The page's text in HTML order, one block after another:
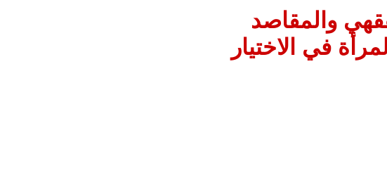
والمقاصد
في الاختيار